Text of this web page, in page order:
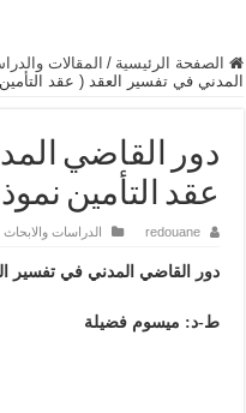
الصفحة الرئيسية / المقالات
المدني في تفسير العقد ( عقد
دور القاضي
عقد التأمين
redouane الدراسات والابحاث
دور القاضي المدني في تفسير
ط-د: ميسوم فضيلة